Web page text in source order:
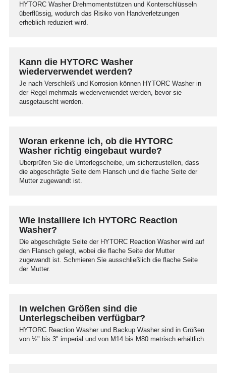
HYTORC Washer Drehmomentstützen und Konterschlüsseln
überflüssig, wodurch das Risiko von Handverletzungen
erheblich reduziert wird.
Kann die HYTORC Washer
wiederverwendet werden?
Je nach Verschleiß und Korrosion können HYTORC Washer in
der Regel mehrmals wiederverwendet werden, bevor sie
ausgetauscht werden.
Woran erkenne ich, ob die HYTORC
Washer richtig eingebaut wurde?
Überprüfen Sie die Unterlegscheibe, um sicherzustellen, dass
die abgeschrägte Seite dem Flansch und die flache Seite der
Mutter zugewandt ist.
Wie installiere ich HYTORC Reaction
Washer?
Die abgeschrägte Seite der HYTORC Reaction Washer wird auf
den Flansch gelegt, wobei die flache Seite der Mutter
zugewandt ist. Schmieren Sie ausschließlich die flache Seite
der Mutter.
In welchen Größen sind die
Unterlegscheiben verfügbar?
HYTORC Reaction Washer und Backup Washer sind in Größen
von ½" bis 3" imperial und von M14 bis M80 metrisch erhältlich.